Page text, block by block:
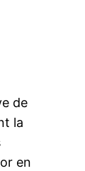
de
la
en